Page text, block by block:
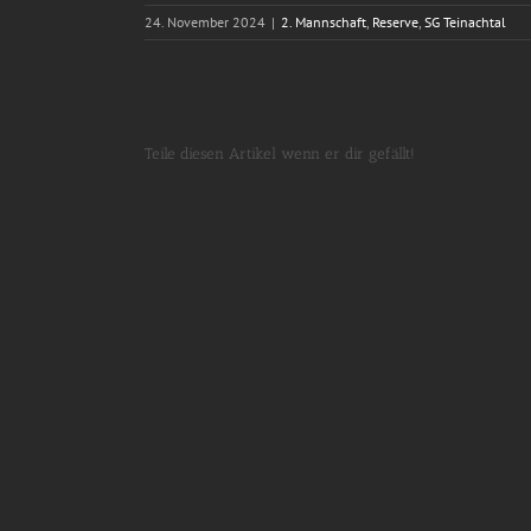
24. November 2024 | 2. Mannschaft, Reserve, SG Teinachtal
Teile diesen Artikel wenn er dir gefällt!